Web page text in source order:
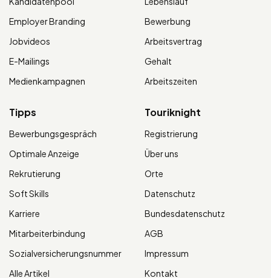
Employer Branding
Jobvideos
E-Mailings
Medienkampagnen
Bewerbung
Arbeitsvertrag
Gehalt
Arbeitszeiten
Tipps
Bewerbungsgespräch
Optimale Anzeige
Rekrutierung
Soft Skills
Karriere
Mitarbeiterbindung
Sozialversicherungsnummer
Alle Artikel
Touriknight
Registrierung
Über uns
Orte
Datenschutz
Bundesdatenschutz
AGB
Impressum
Kontakt